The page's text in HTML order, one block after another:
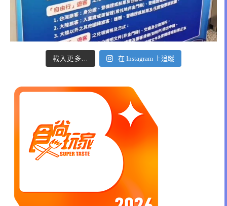
載入更多... 在 Instagram 上追蹤